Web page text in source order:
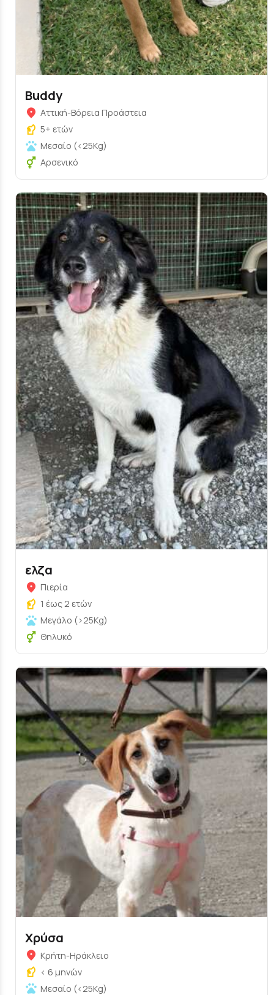
Buddy
Αττική-Βόρεια Προάστεια
5+ ετών
Μεσαίο (<25Kg)
Αρσενικό
ελζα
Πιερία
1 έως 2 ετών
Μεγάλο (>25Kg)
Θηλυκό
Χρύσα
Κρήτη-Ηράκλειο
< 6 μηνών
Μεσαίο (<25Kg)